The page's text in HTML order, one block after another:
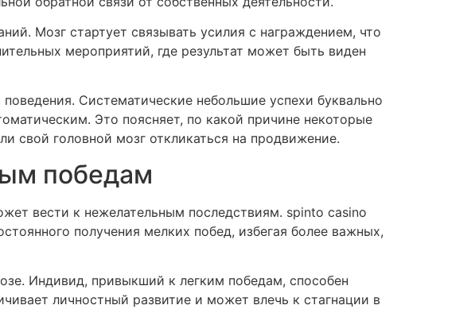
Мозг стартует связывать усилия с награждением, что
мероприятий, где результат может быть виден
Систематические небольшие успехи буквально
Это поясняет, по какой причине некоторые
свой головной мозг откликаться на продвижение.
победам
вести к нежелательным последствиям. spinto casino
получения мелких побед, избегая более важных,
Индивид, привыкший к легким победам, способен
личностный развитие и может влечь к стагнации в